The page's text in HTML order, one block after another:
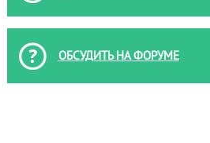
ОБСУДИТЬ НА ФОРУМЕ